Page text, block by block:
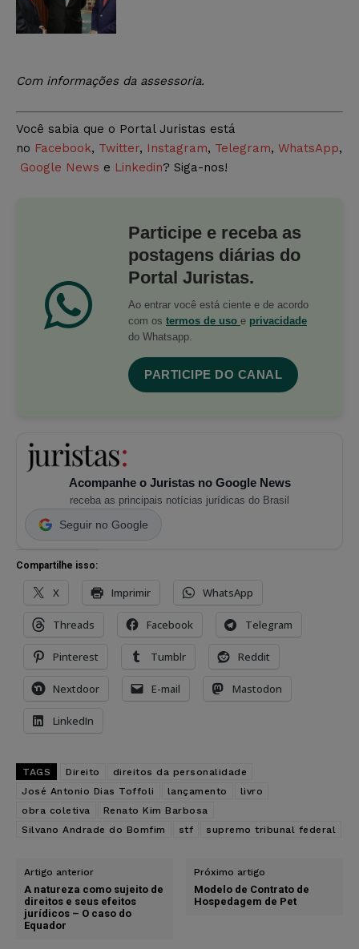
Com informações da assessoria.
Você sabia que o Portal Juristas está
no Facebook, Twitter, Instagram, Telegram, WhatsApp,
Google News e Linkedin? Siga-nos!
Participe e receba as
postagens diárias do
Portal Juristas.
Ao entrar você está ciente e de acordo
com os termos de uso e privacidade
do Whatsapp.
PARTICIPE DO CANAL
Acompanhe o Juristas no Google News
receba as principais notícias jurídicas do Brasil
Seguir no Google
Compartilhe isso:
X Imprimir WhatsApp
Threads Facebook Telegram
Pinterest Tumblr Reddit
Nextdoor E-mail Mastodon
LinkedIn
TAGS Direito
direitos da personalidade
José Antonio Dias Toffoli
lançamento
livro
obra coletiva
Renato Kim Barbosa
Silvano Andrade do Bomfim
stf supremo tribunal federal
Artigo anterior
A natureza como sujeito de
direitos e seus efeitos
jurídicos – O caso do
Equador
Próximo artigo
Modelo de Contrato de
Hospedagem de Pet